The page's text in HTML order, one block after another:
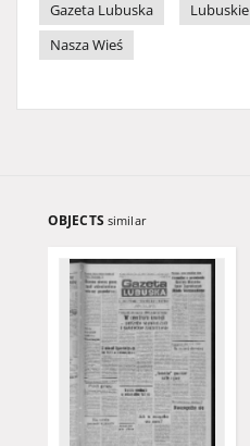
Gazeta Lubuska
Lubuskie
Nasza Wieś
OBJECTS similar